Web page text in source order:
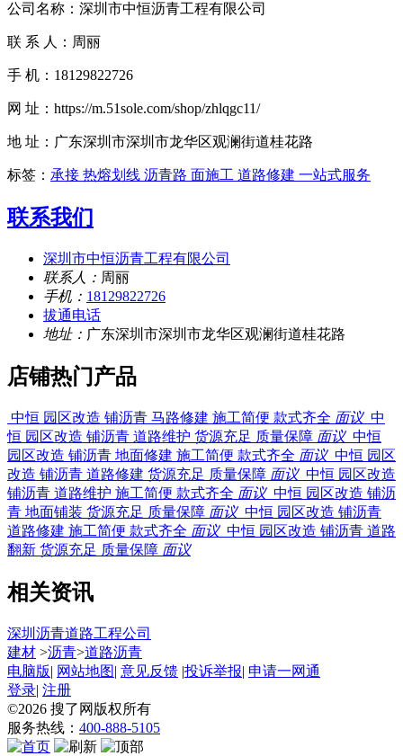
公司名称：深圳市中恒沥青工程有限公司
联 系 人：周丽
手 机：18129822726
网 址：https://m.51sole.com/shop/zhlqgc11/
地 址：广东深圳市深圳市龙华区观澜街道桂花路
标签： 承接 热熔划线 沥青路 面施工 道路修建 一站式服务
联系我们
深圳市中恒沥青工程有限公司
联系人： 周丽
手机： 18129822726
拔通电话
地址： 广东深圳市深圳市龙华区观澜街道桂花路
店铺热门产品
中恒 园区改造 铺沥青 马路修建 施工简便 款式齐全 面议 中
恒 园区改造 铺沥青 道路维护 货源充足 质量保障 面议 中恒
园区改造 铺沥青 地面修建 施工简便 款式齐全 面议 中恒 园区
改造 铺沥青 道路修建 货源充足 质量保障 面议 中恒 园区改造
铺沥青 道路维护 施工简便 款式齐全 面议 中恒 园区改造 铺沥
青 地面铺装 货源充足 质量保障 面议 中恒 园区改造 铺沥青
道路修建 施工简便 款式齐全 面议 中恒 园区改造 铺沥青 道路
翻新 货源充足 质量保障 面议
相关资讯
深圳沥青道路工程公司
建材 >沥青>道路沥青
电脑版| 网站地图| 意见反馈 |投诉举报| 申请一网通
登录| 注册
©2026 搜了网 版权所有
服务热线： 400-888-5105